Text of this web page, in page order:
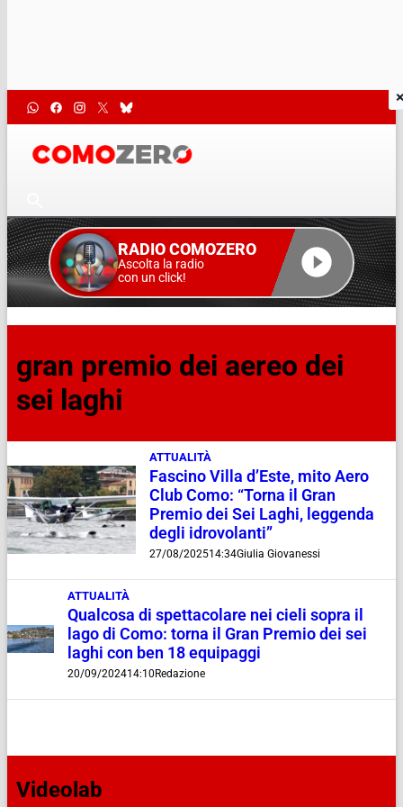
RADIO COMOZERO
Ascolta la radio
con un click!
gran premio dei aereo dei
sei laghi
ATTUALITÀ
Fascino Villa d’Este, mito Aero
Club Como: “Torna il Gran
Premio dei Sei Laghi, leggenda
degli idrovolanti”
27/08/202514:34Giulia Giovanessi
ATTUALITÀ
Qualcosa di spettacolare nei cieli sopra il
lago di Como: torna il Gran Premio dei sei
laghi con ben 18 equipaggi
20/09/202414:10Redazione
Videolab